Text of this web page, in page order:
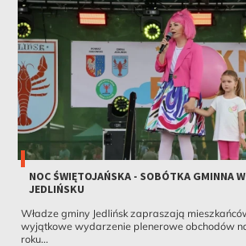
NOC ŚWIĘTOJAŃSKA - SOBÓTKA GMINNA
JEDLIŃSKU
Władze gminy Jedlińsk zapraszają
wyjątkowe wydarzenie plenerowe obchodów
roku...